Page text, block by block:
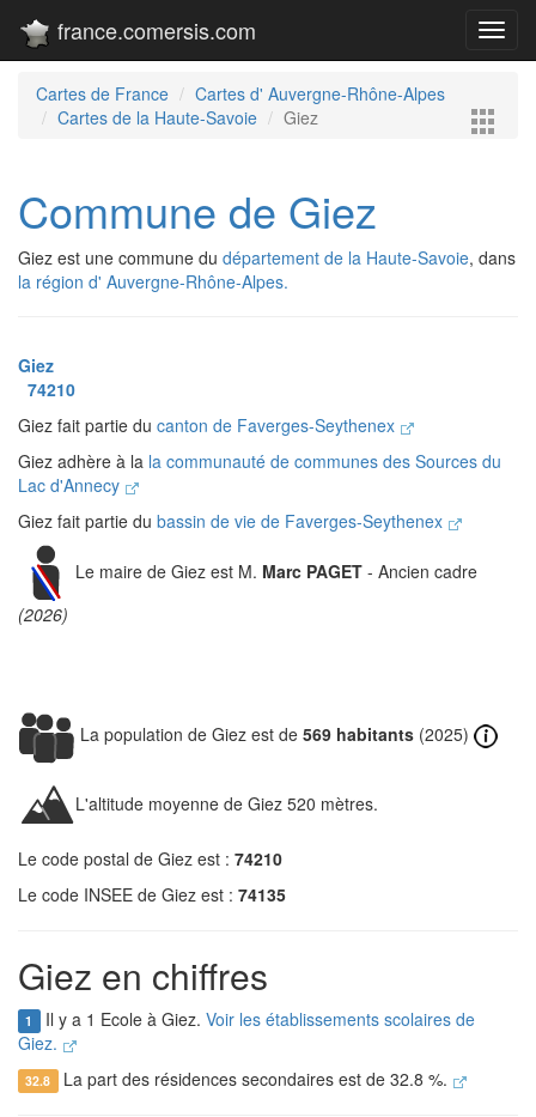
france.comersis.com
Cartes de France
Cartes d' Auvergne-Rhône-Alpes
Cartes de la Haute-Savoie
Giez
Commune de Giez
Giez est une commune du département de la Haute-Savoie, dans
la région d' Auvergne-Rhône-Alpes.
Giez
74210
Giez fait partie du canton de Faverges-Seythenex
Giez adhère à la la communauté de communes des Sources du
Lac d'Annecy
Giez fait partie du bassin de vie de Faverges-Seythenex
Le maire de Giez est M. Marc PAGET - Ancien cadre
(2026)
La population de Giez est de 569 habitants (2025)
L'altitude moyenne de Giez 520 mètres.
Le code postal de Giez est : 74210
Le code INSEE de Giez est : 74135
Giez en chiffres
1 Il y a 1 Ecole à Giez. Voir les établissements scolaires de
Giez.
32.8 La part des résidences secondaires est de 32.8 %.